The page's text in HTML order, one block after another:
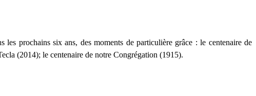
prochains six ans, des moments de particulière grâce : le centenaire de
(2014); le centenaire de notre Congrégation (1915).